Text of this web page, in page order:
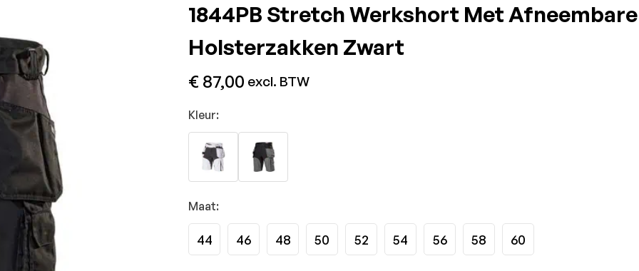
1844PB Stretch Werkshort Met Afneembare
Holsterzakken Zwart
€ 87,00 excl. BTW
Kleur:
Maat:
44 46 48 50 52 54 56 58 60